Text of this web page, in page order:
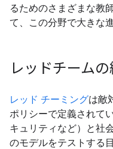
るためのさまざまな教
て、この分野で大きな
レッドチーム
レッド チーミングは敵
ポリシーで定義されて
キュリティなど）と社
のモデルをテストする